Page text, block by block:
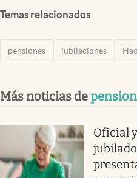
Temas relacionados
pensiones jubilaciones
Más noticias de
Oficial